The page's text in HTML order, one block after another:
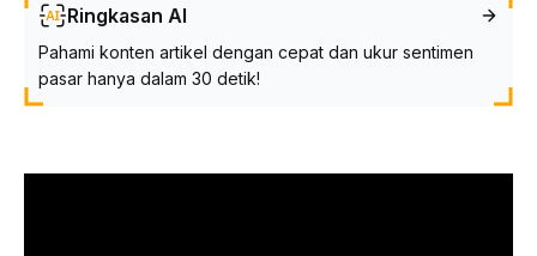
Ringkasan AI
Pahami konten artikel dengan cepat dan ukur sentimen
pasar hanya dalam 30 detik!